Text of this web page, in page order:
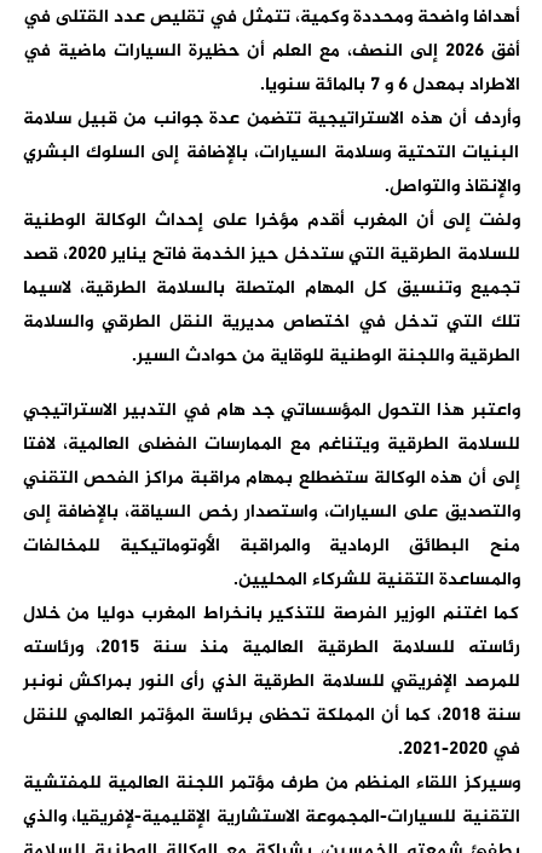
أهدافا واضحة ومحددة وكمية، تتمثل في تقليص عدد القتلى في
أفق 2026 إلى النصف، مع العلم أن حظيرة السيارات ماضية في
الاطراد بمعدل 6 و 7 بالمائة سنويا.
وأردف أن هذه الاستراتيجية تتضمن عدة جوانب من قبيل سلامة
البنيات التحتية وسلامة السيارات، بالإضافة إلى السلوك البشري
والإنقاذ والتواصل.
ولفت إلى أن المغرب أقدم مؤخرا على إحداث الوكالة الوطنية
للسلامة الطرقية التي ستدخل حيز الخدمة فاتح يناير 2020، قصد
تجميع وتنسيق كل المهام المتصلة بالسلامة الطرقية، لاسيما
تلك التي تدخل في اختصاص مديرية النقل الطرقي والسلامة
الطرقية واللجنة الوطنية للوقاية من حوادث السير.
واعتبر هذا التحول المؤسساتي جد هام في التدبير الاستراتيجي
للسلامة الطرقية ويتناغم مع الممارسات الفضلى العالمية، لافتا
إلى أن هذه الوكالة ستضطلع بمهام مراقبة مراكز الفحص التقني
والتصديق على السيارات، واستصدار رخص السياقة، بالإضافة إلى
منح البطائق الرمادية والمراقبة الأوتوماتيكية للمخالفات
والمساعدة التقنية للشركاء المحليين.
كما اغتنم الوزير الفرصة للتذكير بانخراط المغرب دوليا من خلال
رئاسته للسلامة الطرقية العالمية منذ سنة 2015، ورئاسته
للمرصد الإفريقي للسلامة الطرقية الذي رأى النور بمراكش نونبر
سنة 2018، كما أن المملكة تحظى برئاسة المؤتمر العالمي للنقل
في 2020-2021.
وسيركز اللقاء المنظم من طرف مؤتمر اللجنة العالمية للمفتشية
التقنية للسيارات-المجموعة الاستشارية الإقليمية-لإفريقيا، والذي